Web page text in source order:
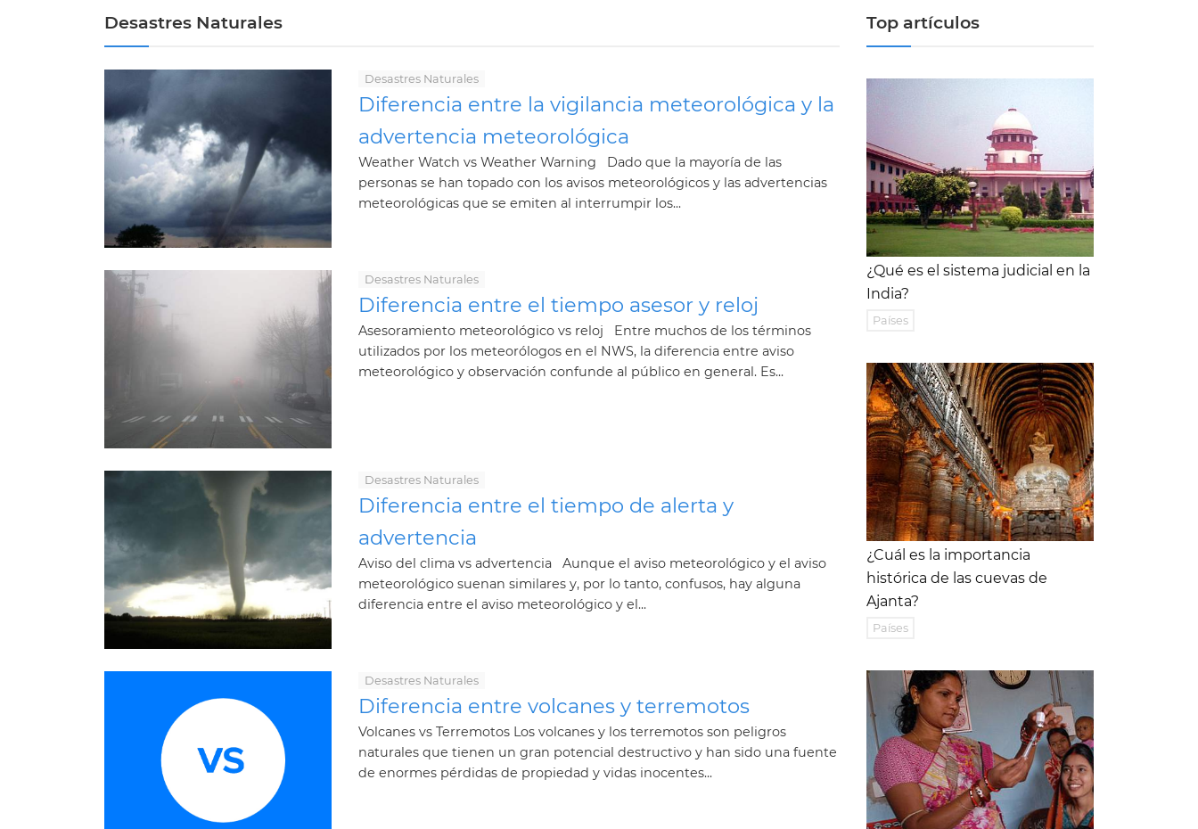
Desastres Naturales
Desastres Naturales
Diferencia entre la vigilancia meteorológica y la
advertencia meteorológica
Weather Watch vs Weather Warning Dado que la mayoría de las
personas se han topado con los avisos meteorológicos y las advertencias
meteorológicas que se emiten al interrumpir los...
Desastres Naturales
Diferencia entre el tiempo asesor y reloj
Asesoramiento meteorológico vs reloj Entre muchos de los términos
utilizados por los meteorólogos en el NWS, la diferencia entre aviso
meteorológico y observación confunde al público en general. Es...
Desastres Naturales
Diferencia entre el tiempo de alerta y
advertencia
Aviso del clima vs advertencia Aunque el aviso meteorológico y el aviso
meteorológico suenan similares y, por lo tanto, confusos, hay alguna
diferencia entre el aviso meteorológico y el...
Desastres Naturales
Diferencia entre volcanes y terremotos
Volcanes vs Terremotos Los volcanes y los terremotos son peligros
naturales que tienen un gran potencial destructivo y han sido una fuente
de enormes pérdidas de propiedad y vidas inocentes...
Top artículos
¿Qué es el sistema judicial en la
India?
Países
¿Cuál es la importancia
histórica de las cuevas de
Ajanta?
Países